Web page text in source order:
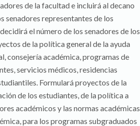
de la facultad e incluirá al decano
senadores representantes de los
el número de los senadores de los
de la política general de la ayuda
consejería académica, programas de
servicios médicos, residencias
Formulará proyectos de la
de los estudiantes, de la política a
académicos y las normas académicas
para los programas subgraduados